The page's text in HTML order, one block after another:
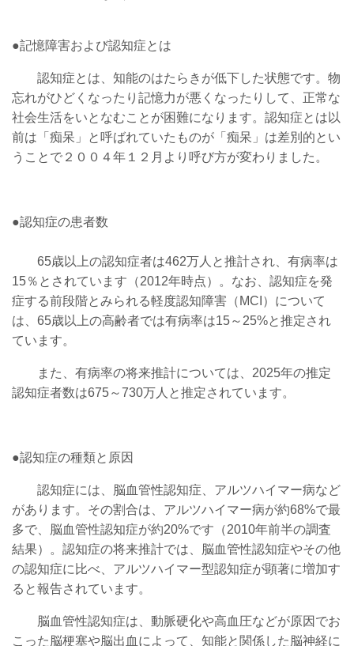
●記憶障害および認知症とは
認知症とは、知能のはたらきが低下した状態です。物
忘れがひどくなったり記憶力が悪くなったりして、正常な
社会生活をいとなむことが困難になります。認知症とは以
前は「痴呆」と呼ばれていたものが「痴呆」は差別的とい
うことで２００４年１２月より呼び方が変わりました。
●認知症の患者数
65歳以上の認知症者は462万人と推計され、 有病率は
15％とされています（2012年時点）。なお、認知症を発
症する前段階とみられる軽度認知障害（MCI）について
は、65歳以上の高齢者では有病率は15～25%と推定され
ています。
また、 有病率の将来推計については、2025年の推定
認知症者数は675～730万人と推定されています。
●認知症の種類と原因
認知症には、脳血管性認知症、アルツハイマー病など
があります。その割合は、アルツハイマー病が約68%で最
多で、脳血管性認知症が約20%です（2010年前半の調査
結果）。認知症の将来推計では、脳血管性認知症やその他
の認知症に比べ、アルツハイマー型認知症が顕著に増加す
ると報告されています。
脳血管性認知症は、動脈硬化や高血圧などが原因でお
こった脳梗塞や脳出血によって、知能と関係した脳神経に